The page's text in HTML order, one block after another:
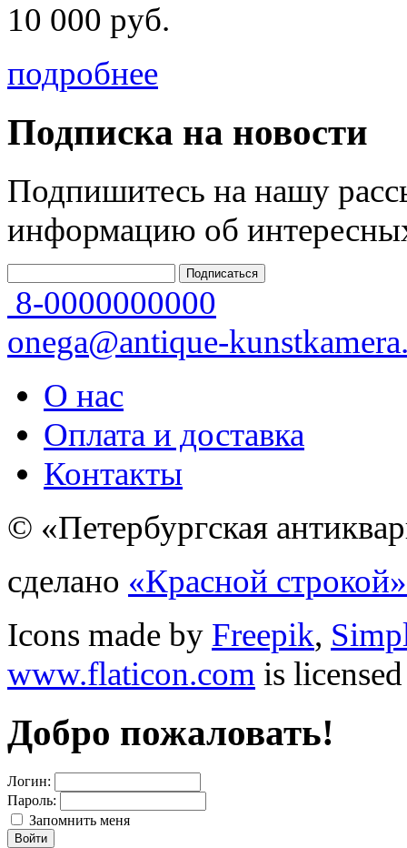
10 000 руб.
подробнее
Подписка на новости
Подпишитесь на нашу
информацию об
8-0000000000
onega@antique-
О нас
Оплата и доставка
Контакты
© «Петербургская
сделано «Красной строкой»
Icons made by Freepik,
www.flaticon.com is
Добро пожаловать!
Логин:
Пароль:
Запомнить меня